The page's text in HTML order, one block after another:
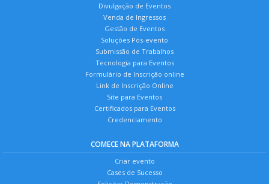
Divulgação de Eventos
Venda de Ingressos
Gestão de Eventos
Soluções Pós-evento
Submissão de Trabalhos
Tecnologia para Eventos
Formulário de Inscrição online
Link de Inscrição Online
Site para Eventos
Certificados para Eventos
Credenciamento
COMECE NA PLATAFORMA
Criar evento
Cases de Sucesso